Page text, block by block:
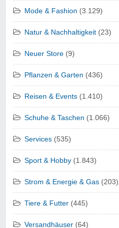
Mode & Fashion (3.129)
Natur & Nachhaltigkeit (23)
Neuer Store (9)
Pflanzen & Garten (436)
Reisen & Events (1.410)
Schuhe & Taschen (1.066)
Services (535)
Sport & Hobby (1.843)
Strom & Energie & Gas (203)
Tiere & Futter (445)
Versandhäuser (64)